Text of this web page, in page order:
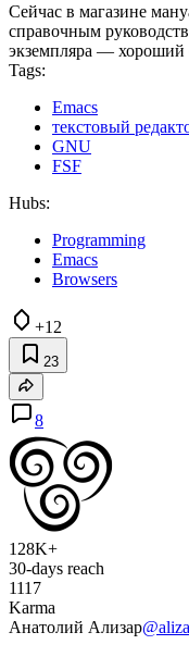
Сейчас в магазине
справочным
экземпляра — хороший
Tags:
Emacs
текстовый
GNU
FSF
Hubs:
Programming
Emacs
Browsers
+12
23
8
128K+
30-days reach
1117
Karma
Анатолий Ализар